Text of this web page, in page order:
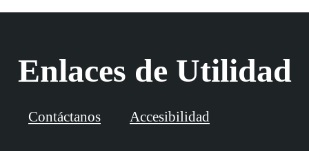
Enlaces de Utilidad
Contáctanos Accesibilidad